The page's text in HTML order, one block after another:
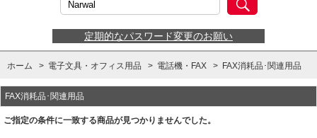
定期的なパスワード変更のお願い
ホーム > 電子文具・オフィス用品 > 電話機・FAX > FAX消耗品･関連用品
FAX消耗品･関連用品
ご指定の条件に一致する商品が見つかりませんでした。